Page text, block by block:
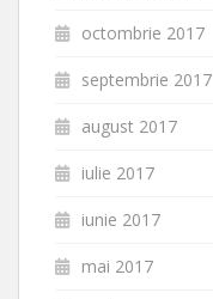
octombrie 2017
septembrie 2017
august 2017
iulie 2017
iunie 2017
mai 2017